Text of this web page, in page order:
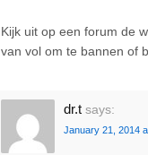
Kijk uit op een forum de
van vol om te bannen of
dr.t says:
January 21, 2014